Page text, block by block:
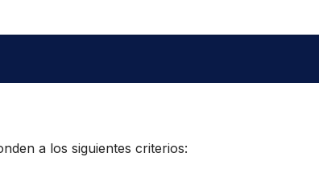
a los siguientes criterios: